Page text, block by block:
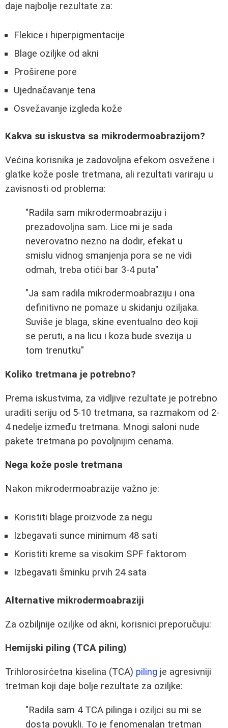
daje najbolje rezultate za:
Flekice i hiperpigmentacije
Blage oziljke od akni
Proširene pore
Ujednačavanje tena
Osvežavanje izgleda kože
Kakva su iskustva sa mikrodermoabrazijom?
Većina korisnika je zadovoljna efekom osvežene i
glatke kože posle tretmana, ali rezultati variraju u
zavisnosti od problema:
"Radila sam mikrodermoabraziju i
prezadovoljna sam. Lice mi je sada
neverovatno nezno na dodir, efekat u
smislu vidnog smanjenja pora se ne vidi
odmah, treba otići bar 3-4 puta"
"Ja sam radila mikrodermoabraziju i ona
definitivno ne pomaze u skidanju oziljaka.
Suviše je blaga, skine eventualno deo koji
se peruti, a na licu i koza bude svezija u
tom trenutku"
Koliko tretmana je potrebno?
Prema iskustvima, za vidljive rezultate je potrebno
uraditi seriju od 5-10 tretmana, sa razmakom od 2-
4 nedelje između tretmana. Mnogi saloni nude
pakete tretmana po povoljnijim cenama.
Nega kože posle tretmana
Nakon mikrodermoabrazije važno je:
Koristiti blage proizvode za negu
Izbegavati sunce minimum 48 sati
Koristiti kreme sa visokim SPF faktorom
Izbegavati šminku prvih 24 sata
Alternative mikrodermoabraziji
Za ozbiljnije oziljke od akni, korisnici preporučuju:
Hemijski piling (TCA piling)
Trihlorosirćetna kiselina (TCA) piling je agresivniji
tretman koji daje bolje rezultate za oziljke:
"Radila sam 4 TCA pilinga i oziljci su mi se
dosta povukli. To je fenomenalan tretman